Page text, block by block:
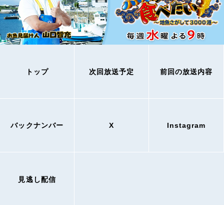
トップ 次回放送予定 前回の放送内容
バックナンバー X Instagram
見逃し配信